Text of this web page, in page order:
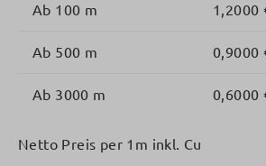
Ab 100 m 1,2000
Ab 500 m 0,9000
Ab 3000 m 0,6000
Netto Preis per 1m inkl. Cu